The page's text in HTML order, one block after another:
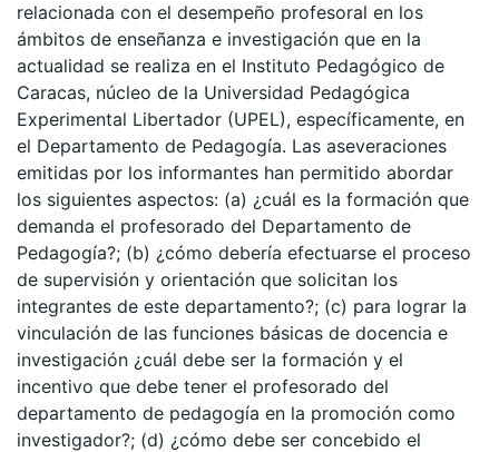
relacionada con el desempeño profesoral en los
ámbitos de enseñanza e investigación que en la
actualidad se realiza en el Instituto Pedagógico de
Caracas, núcleo de la Universidad Pedagógica
Experimental Libertador (UPEL), específicamente, en
el Departamento de Pedagogía. Las aseveraciones
emitidas por los informantes han permitido abordar
los siguientes aspectos: (a) ¿cuál es la formación que
demanda el profesorado del Departamento de
Pedagogía?; (b) ¿cómo debería efectuarse el proceso
de supervisión y orientación que solicitan los
integrantes de este departamento?; (c) para lograr la
vinculación de las funciones básicas de docencia e
investigación ¿cuál debe ser la formación y el
incentivo que debe tener el profesorado del
departamento de pedagogía en la promoción como
investigador?; (d) ¿cómo debe ser concebido el